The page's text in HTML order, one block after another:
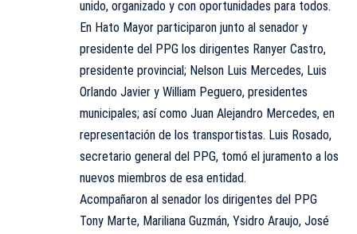
unido, organizado y con oportunidades para todos.
En Hato Mayor participaron junto al senador y
presidente del PPG los dirigentes Ranyer Castro,
presidente provincial; Nelson Luis Mercedes, Luis
Orlando Javier y William Peguero, presidentes
municipales; así como Juan Alejandro Mercedes, en
representación de los transportistas. Luis Rosado,
secretario general del PPG, tomó el juramento a los
nuevos miembros de esa entidad.
Acompañaron al senador los dirigentes del PPG
Tony Marte, Mariliana Guzmán, Ysidro Araujo, José